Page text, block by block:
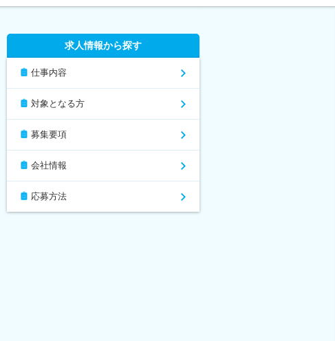
求人情報から探す
仕事内容
対象となる方
募集要項
会社情報
応募方法